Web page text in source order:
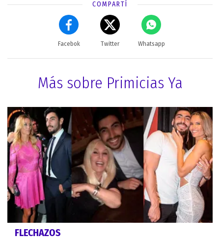
COMPARTÍ
Facebok Twitter Whatsapp
Más sobre Primicias Ya
FLECHAZOS